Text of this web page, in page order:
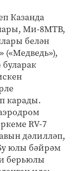
Казанда
Ми-8МТВ,
белән
(«Медведь»),
карады.
RV-7
дәлилләп,
юлы бәйрәм
берьюлы